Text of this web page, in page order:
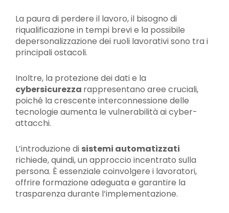
La paura di perdere il lavoro, il bisogno di
riqualificazione in tempi brevi e la possibile
depersonalizzazione dei ruoli lavorativi sono tra i
principali ostacoli.
Inoltre, la protezione dei dati e la
cybersicurezza rappresentano aree cruciali,
poiché la crescente interconnessione delle
tecnologie aumenta le vulnerabilità ai cyber-
attacchi.
L’introduzione di sistemi automatizzati
richiede, quindi, un approccio incentrato sulla
persona. È essenziale coinvolgere i lavoratori,
offrire formazione adeguata e garantire la
trasparenza durante l’implementazione.